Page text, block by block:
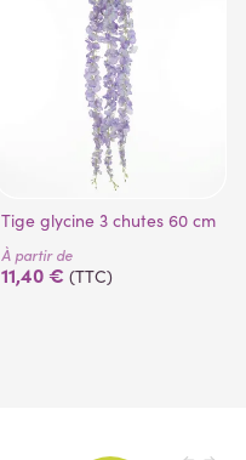
Tige glycine 3 chutes 60 cm
À partir de
11,40 € (TTC)